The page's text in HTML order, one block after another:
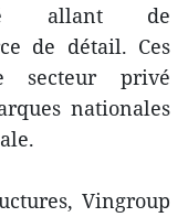
allant de
de détail. Ces
secteur privé
nationales
Vingroup